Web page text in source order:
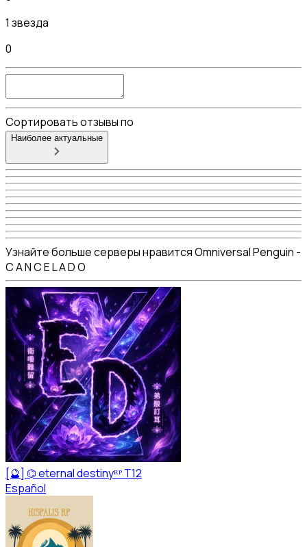
1 звезда
0
Сортировать отзывы по
Наиболее актуальные
Узнайте больше серверы нравится Omniversal Penguin -
C A N C E L A D O
[🔮] ⌬ eternal destinyᴿᴾ T12
Español